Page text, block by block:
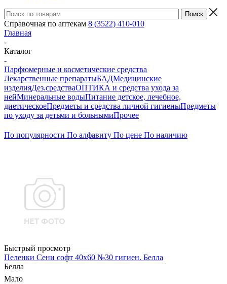
Справочная по аптекам 8 (3522) 410-010
Главная
-
Каталог
-
Парфюмерные и косметические средства
Лекарственные препаратыБАДМедицинские
изделияДез.средстваОПТИКА и средства ухода за
нейМинеральные водыПитание детское, лечебное,
диетическоеПредметы и средства личной гигиеныПредметы
по уходу за детьми и больнымиПрочее
По популярности По алфавиту По цене По наличию
Быстрый просмотр
Пеленки Сени софт 40х60 №30 гигиен. Белла
Белла
Мало